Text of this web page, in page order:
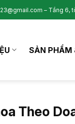
– Tầng 6,
SẢN PHẨM
Theo